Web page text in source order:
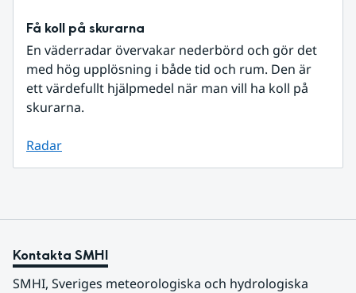
Få koll på skurarna
En väderradar övervakar nederbörd och gör det
med hög upplösning i både tid och rum. Den är
ett värdefullt hjälpmedel när man vill ha koll på
skurarna.
Radar
Kontakta SMHI
SMHI, Sveriges meteorologiska och hydrologiska